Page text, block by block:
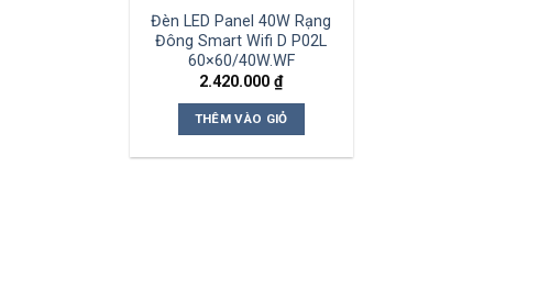
Đèn LED Panel 40W Rạng
Đông Smart Wifi D P02L
60×60/40W.WF
2.420.000₫
THÊM VÀO GIỎ